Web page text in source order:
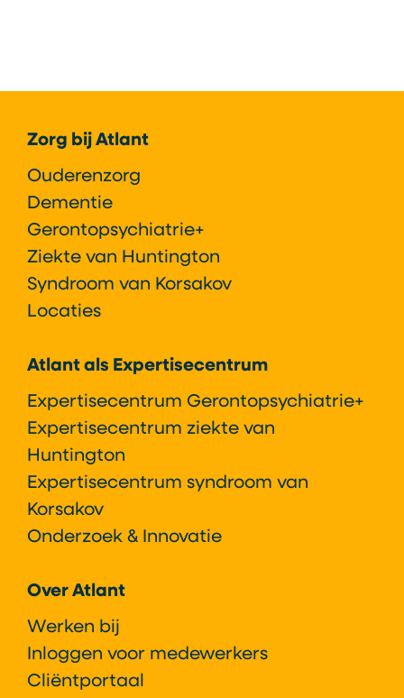
Zorg bij Atlant
Ouderenzorg
Dementie
Gerontopsychiatrie+
Ziekte van Huntington
Syndroom van Korsakov
Locaties
Atlant als Expertisecentrum
Expertisecentrum Gerontopsychiatrie+
Expertisecentrum ziekte van
Huntington
Expertisecentrum syndroom van
Korsakov
Onderzoek & Innovatie
Over Atlant
Werken bij
Inloggen voor medewerkers
Cliëntportaal